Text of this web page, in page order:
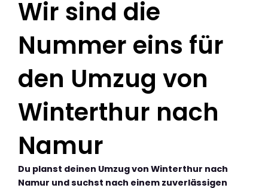
Wir sind die
Nummer eins für
den Umzug von
Winterthur nach
Namur
Du planst deinen Umzug von Winterthur nach
Namur und suchst nach einem zuverlässigen